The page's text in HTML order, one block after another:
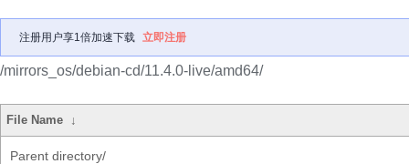
注册用户享1倍加速下载 立即注册
/mirrors_os/debian-cd/11.4.0-live/amd64/
File Name ↓
Parent directory/